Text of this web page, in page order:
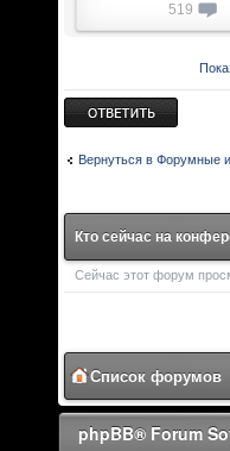
519
Ответить
Вернуться в Форумные
Кто сейчас на
Сейчас этот форум
Список форумов
phpBB® Forum